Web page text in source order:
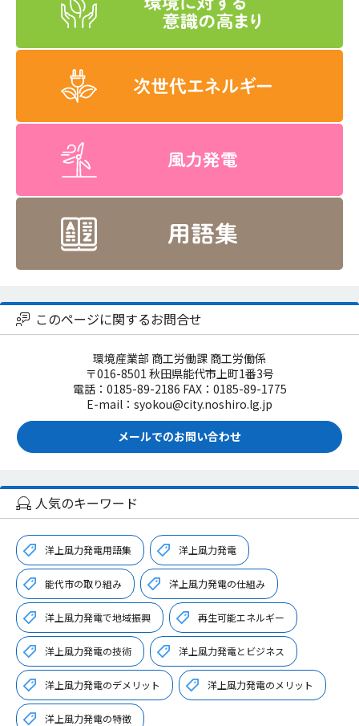
このページに関するお問合せ
環境産業部 商工労働課 商工労働係
〒016-8501 秋田県能代市上町1番3号
電話：0185-89-2186 FAX：0185-89-1775
E-mail：syokou@city.noshiro.lg.jp
メールでのお問い合わせ
人気のキーワード
洋上風力発電用語集 洋上風力発電
能代市の取り組み 洋上風力発電の仕組み
洋上風力発電で地域振興 再生可能エネルギー
洋上風力発電の技術 洋上風力発電とビジネス
洋上風力発電のデメリット 洋上風力発電のメリット
洋上風力発電の特徴